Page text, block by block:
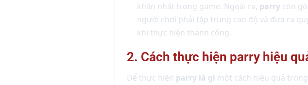
khăn nhất trong game. Ngoài ra, parrycòn
người chơi phải tập trung cao độ và đưa ra
khi thực hiện thành công.
2. Cách thực hiện parry hiệu
Để thực hiện parry là gì một cách hiệu quả trong